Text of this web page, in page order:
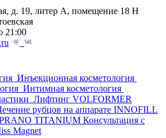
д. 19, литер А, помещение 18 Н
21:00
Инъекционная косметология
Интимная косметология
Лифтинг VOLFORMER
рубцов на аппарате INNOFILL
TITANIUM Консультация с
Magnet